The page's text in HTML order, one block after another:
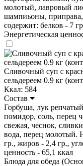
молотый, лавровый
шампиьоны, приправа,
содержит: белков - 7
Энергетическая
Сливочный суп с
сельдереем 0.9 кг
Ккал: 584
Состав
Горбуша, лук
помидор, соль, перец
свежая, чеснок,
вода, перец молотый.
гр., жиров - 2,4 гр.,
ценность - 65,1 ккал
Блюда для обеда